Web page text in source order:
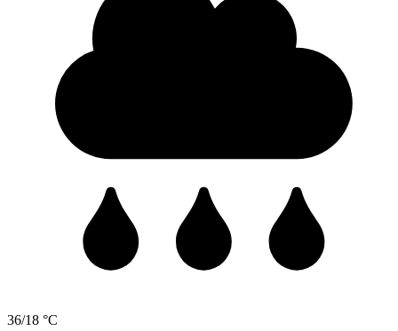
36/18 °C